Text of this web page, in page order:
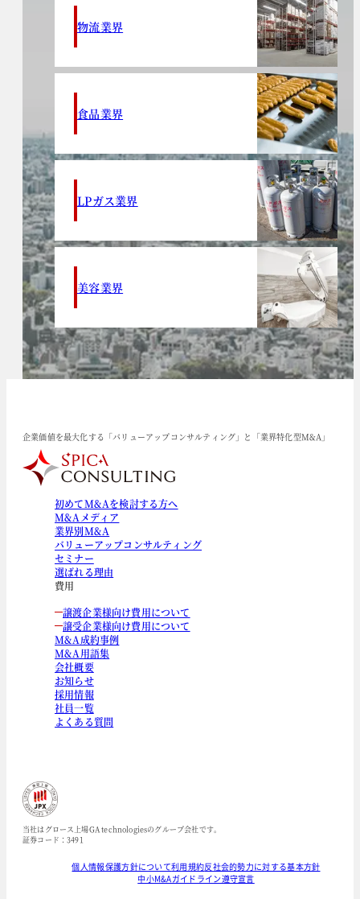
物流業界
食品業界
LPガス業界
美容業界
企業価値を最大化する「バリューアップコンサルティング」と「業界特化型M&A」
初めてM&Aを検討する方へ
M&Aメディア
業界別M&A
バリューアップコンサルティング
セミナー
選ばれる理由
費用
譲渡企業様向け費用について
譲受企業様向け費用について
M&A成約事例
M&A用語集
会社概要
お知らせ
採用情報
社員一覧
よくある質問
当社はグロース上場GA technologiesのグループ会社です。
証券コード：3491
個人情報保護方針について利用規約反社会的勢力に対する基本方針
中小M&Aガイドライン遵守宣言